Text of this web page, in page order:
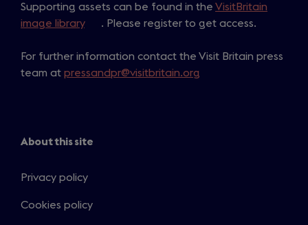
Supporting assets can be found in the VisitBritain
image library(
p
e
n
w
. Please register to get access.
For further information contact the Visit Britain press
team at pressandpr@visitbritain.org
About this site
Privacy policy
Cookies policy